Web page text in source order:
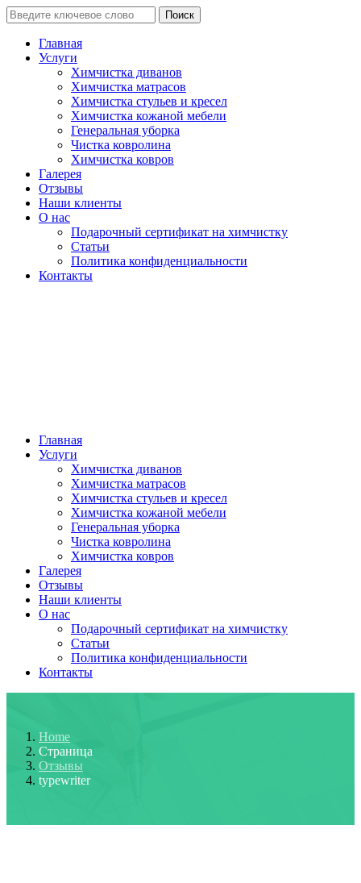
Поиск
Главная
Услуги
Химчистка диванов
Химчистка матрасов
Химчистка стульев и кресел
Химчистка кожаной мебели
Генеральная уборка
Чистка ковролина
Химчистка ковров
Галерея
Отзывы
Наши клиенты
О нас
Подарочный сертификат на химчистку
Статьи
Политика конфиденциальности
Контакты
Главная
Услуги
Химчистка диванов
Химчистка матрасов
Химчистка стульев и кресел
Химчистка кожаной мебели
Генеральная уборка
Чистка ковролина
Химчистка ковров
Галерея
Отзывы
Наши клиенты
О нас
Подарочный сертификат на химчистку
Статьи
Политика конфиденциальности
Контакты
Home
Страница
Отзывы
typewriter